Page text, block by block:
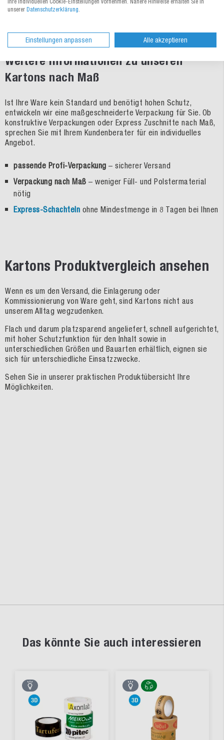
Oder rufen Sie uns an:0821 455 423 0
Weitere Informationen zu unseren
Kartons nach Maß
Ist Ihre Ware kein Standard und benötigt hohen Schutz,
entwickeln wir eine maßgeschneiderte Verpackung für Sie. Ob
konstruktive Verpackungen oder Express Zuschnitte nach Maß,
sprechen Sie mit Ihrem Kundenberater für ein individuelles
Angebot.
passende Profi-Verpackung – sicherer Versand
Verpackung nach Maß – weniger Füll- und Polstermaterial
nötig
Express-Schachteln ohne Mindestmenge in 8 Tagen bei Ihnen
Kartons Produktvergleich ansehen
Wenn es um den Versand, die Einlagerung oder
Kommissionierung von Ware geht, sind Kartons nicht aus
unserem Alltag wegzudenken.
Flach und darum platzsparend angeliefert, schnell aufgerichtet,
mit hoher Schutzfunktion für den Inhalt sowie in
unterschiedlichen Größen und Bauarten erhältlich, eignen sie
sich für unterschiedliche Einsatzzwecke.
Sehen Sie in unserer praktischen Produktübersicht Ihre
Möglichkeiten.
Das könnte Sie auch interessieren
Ihre individuellen Cookie-Einstellungen vornehmen. Nähere Hinweise erhalten Sie in
unserer Datenschutzerklärung.
Einstellungen anpassen Alle akzeptieren